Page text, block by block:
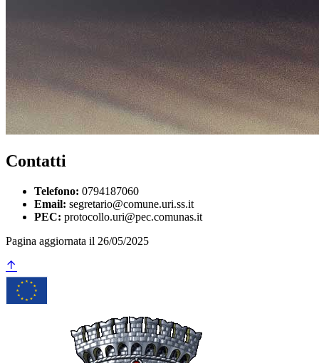
Contatti
Telefono: 0794187060
Email: segretario@comune.uri.ss.it
PEC: protocollo.uri@pec.comunas.it
Pagina aggiornata il 26/05/2025